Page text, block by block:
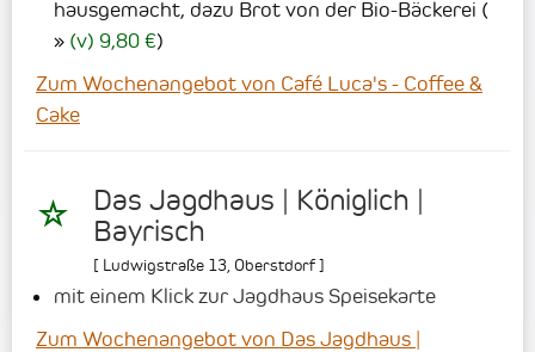
hausgemacht, dazu Brot von der Bio-Bäckerei (
(v) 9,80 €)
Zum Wochenangebot von Café Luca's - Coffee &
Cake
Das Jagdhaus | Königlich |
Bayrisch
[ Ludwigstraße 13 Oberstdorf]
mit einem Klick zur Jagdhaus Speisekarte
Zum Wochenangebot von Das Jagdhaus |